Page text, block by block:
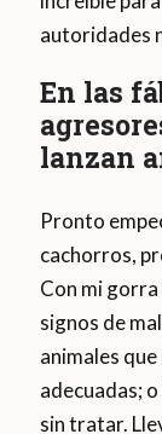
autoridades
En las
lanzan
Pronto
cachorros,
Con mi
signos de
animales
adecuadas;
sin tratar.